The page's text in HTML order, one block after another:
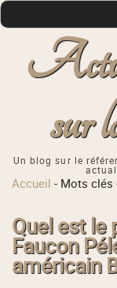
sur
Un blog sur le
Accueil - Mots clés
Quel est le
Faucon
américain